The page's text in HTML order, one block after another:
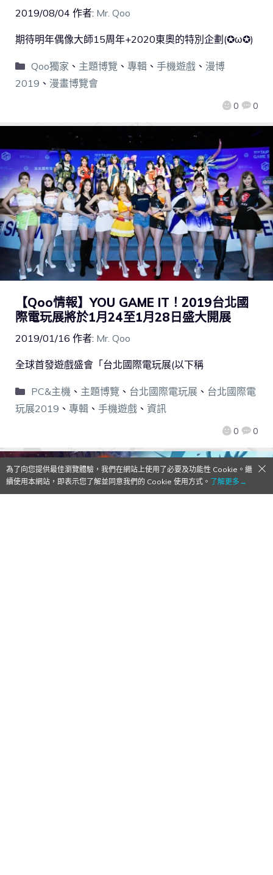
2019/08/04 作者: Mr. Qoo
0 0
期待明年偶像大師15周年+2020東奧的特別企劃(✪ω✪)
Qoo獨家 、 主題博覽 、 專輯、 手機遊戲、 漫博
2019 、 漫畫博覽會
【Qoo情報】YOU GAME IT！2019台北國
際電玩展將於1月24至1月28日盛大開展
2019/01/16 作者: Mr. Qoo
0 0
全球首發遊戲盛會「台北國際電玩展(以下稱
PC&主機 、 主題博覽 、 台北國際電玩展、 台北國際電
玩展2019 、 專輯 、 手機遊戲 、 資訊
為了向您提供最佳瀏覽體驗，我們在網站上使用了必要及功能性 Cookie。繼
續使用本網站，即表示您了解並同意我們的 Cookie 使用方式。 了解更多→